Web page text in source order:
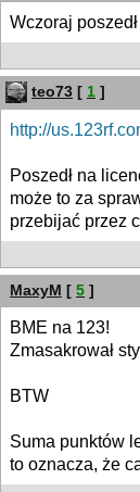
Wczoraj
teo73 [ 1 ]
http://
Poszedł na
może to za
przebijać przez
MaxyM [ 5 ]
BME na 123!
Zmasakrował
BTW
Suma punktów
to oznacza, że